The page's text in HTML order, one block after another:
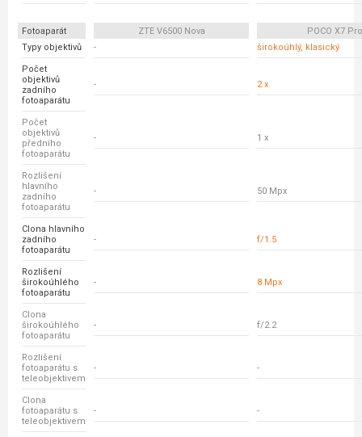
Fotoaparát ZTE V6500 Nova
POCO X7 Pro
Typy objektivů
- širokoúhlý, klasický
Počet
objektivů
zadního
fotoaparátu
- 2 x
Počet
objektivů
předního
fotoaparátu
- 1 x
Rozlišení
hlavního
zadního
fotoaparátu
- 50 Mpx
Clona hlavního
zadního
fotoaparátu
- f/1.5
Rozlišení
širokoúhlého
fotoaparátu
- 8 Mpx
Clona
širokoúhlého
fotoaparátu
- f/2.2
Rozlišení
fotoaparátu s
teleobjektivem
- -
Clona
fotoaparátu s
teleobjektivem
- -